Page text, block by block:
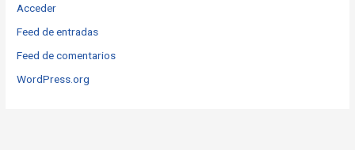
Acceder
Feed de entradas
Feed de comentarios
WordPress.org